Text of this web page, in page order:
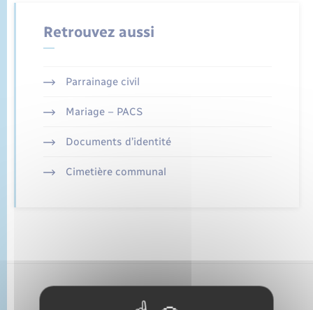
Cimetière communal
Retrouvez aussi
Parrainage civil
Mariage – PACS
Documents d’identité
Cimetière communal